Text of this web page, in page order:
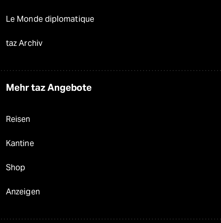
Le Monde diplomatique
taz Archiv
Mehr taz Angebote
Reisen
Kantine
Shop
Anzeigen